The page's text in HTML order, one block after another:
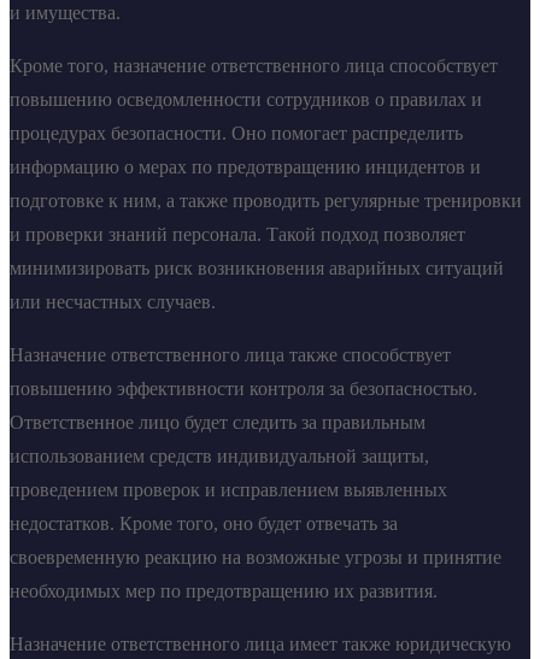
и имущества.
Кроме того, назначение ответственного лица способствует
повышению осведомленности сотрудников о правилах и
процедурах безопасности. Оно помогает распределить
информацию о мерах по предотвращению инцидентов и
подготовке к ним, а также проводить регулярные тренировки
и проверки знаний персонала. Такой подход позволяет
минимизировать риск возникновения аварийных ситуаций
или несчастных случаев.
Назначение ответственного лица также способствует
повышению эффективности контроля за безопасностью.
Ответственное лицо будет следить за правильным
использованием средств индивидуальной защиты,
проведением проверок и исправлением выявленных
недостатков. Кроме того, оно будет отвечать за
своевременную реакцию на возможные угрозы и принятие
необходимых мер по предотвращению их развития.
Назначение ответственного лица имеет также юридическую